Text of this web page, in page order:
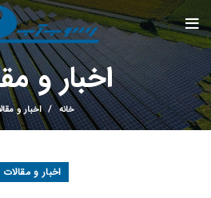
اخبار و
خانه اخبار و
اخبار و مقالات